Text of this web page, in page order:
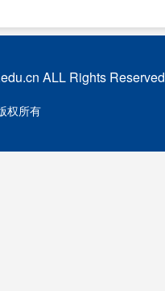
ALL Rights
权所有